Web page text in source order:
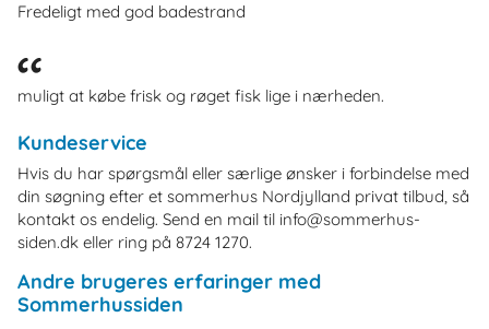
Fredeligt med god badestrand
muligt at købe frisk og røget fisk lige i nærheden.
Kundeservice
Hvis du har spørgsmål eller særlige ønsker i forbindelse med
din søgning efter et sommerhus Nordjylland privat tilbud, så
kontakt os endelig. Send en mail til info@sommerhus-
siden.dk eller ring på 8724 1270.
Andre brugeres erfaringer med
Sommerhussiden